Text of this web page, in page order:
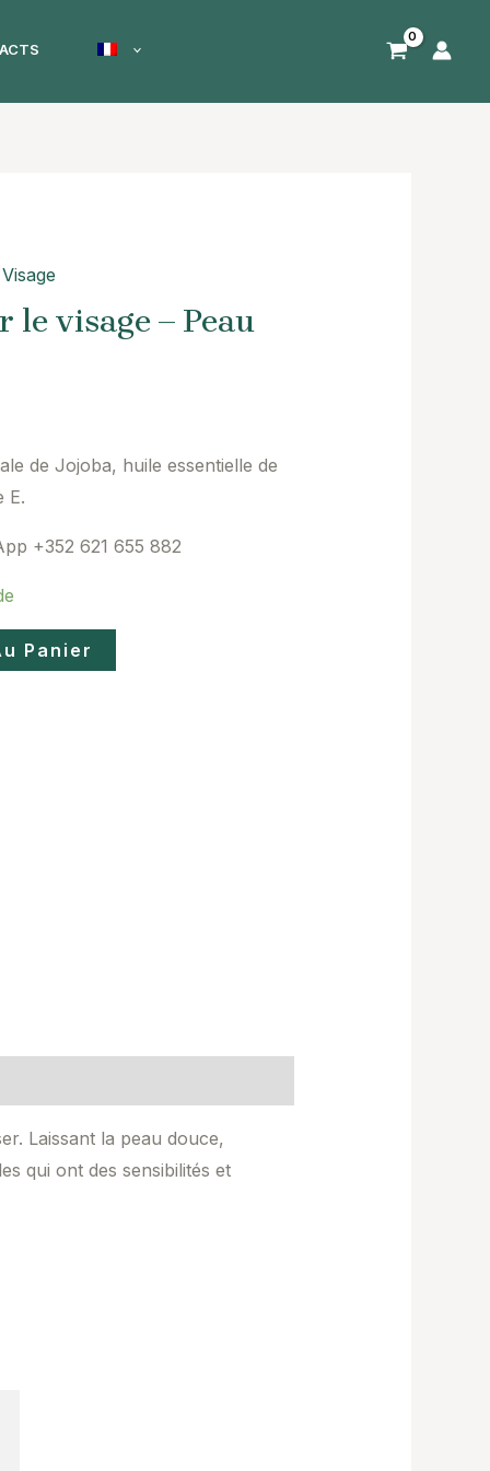
visage – Peau
de Jojoba, huile essentielle de
E.
+352 621 655 882
Panier
Laissant la peau douce,
qui ont des sensibilités et